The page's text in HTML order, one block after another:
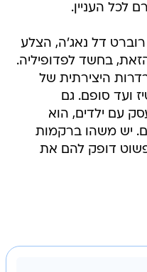
לכל העניין.
דל נאג'ה, הצלע
בחשד לפדופיליה.
היצירתית של
ועד סופם. גם
עם ילדים, הוא
יש משהו ברקמות
דופק להם את